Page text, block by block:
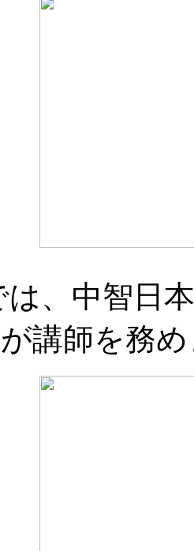
は、中智日
講師を務